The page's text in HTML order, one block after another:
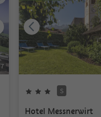
7
S
Hotel Messnerwirt